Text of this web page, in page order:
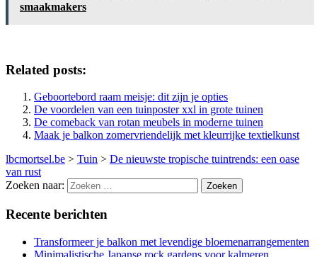
smaakmakers
Related posts:
Geboortebord raam meisje: dit zijn je opties
De voordelen van een tuinposter xxl in grote tuinen
De comeback van rotan meubels in moderne tuinen
Maak je balkon zomervriendelijk met kleurrijke textielkunst
lbcmortsel.be > Tuin > De nieuwste tropische tuintrends: een oase
van rust
Zoeken naar:
Recente berichten
Transformeer je balkon met levendige bloemenarrangementen
Minimalistische Japanse rock gardens voor kalmeren